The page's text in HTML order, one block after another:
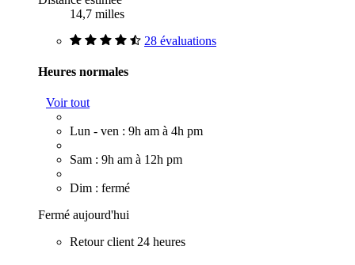
14,7 milles
28 évaluations
Heures normales
Voir tout
Lun - ven : 9h am à 4h pm
Sam : 9h am à 12h pm
Dim : fermé
Fermé aujourd'hui
Retour client 24 heures